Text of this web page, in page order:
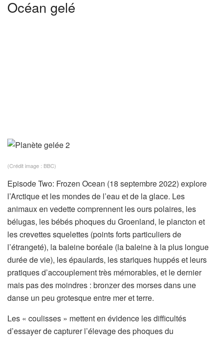
Océan gelé
(Crédit image : BBC)
Episode Two: Frozen Ocean (18 septembre 2022) explore
l’Arctique et les mondes de l’eau et de la glace. Les
animaux en vedette comprennent les ours polaires, les
bélugas, les bébés phoques du Groenland, le plancton et
les crevettes squelettes (points forts particuliers de
l’étrangeté), la baleine boréale (la baleine à la plus longue
durée de vie), les épaulards, les stariques huppés et leurs
pratiques d’accouplement très mémorables, et le dernier
mais pas des moindres : bronzer des morses dans une
danse un peu grotesque entre mer et terre.
Les « coulisses » mettent en évidence les difficultés
d’essayer de capturer l’élevage des phoques du